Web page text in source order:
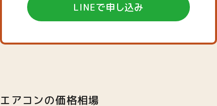
LINEで申し込み
エアコンの価格相場